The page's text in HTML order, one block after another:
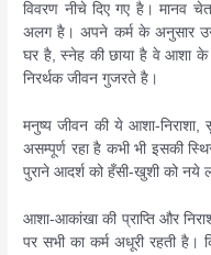
विवरण नीचे दिए गए है। मानव
अलग है। अपने कर्म के अनुसार
घर है, स्नेह की छाया है वे आशा के
निरर्थक जीवन गुजरते है।
मनुष्य जीवन की ये आशा-निराशा,
असम्पूर्ण रहा है कभी भी इसकी
पुराने आदर्श को हँसी-खुशी को नये
आशा-आकांखा की प्राप्ति और
पर सभी का कर्म अधूरी रहती है।